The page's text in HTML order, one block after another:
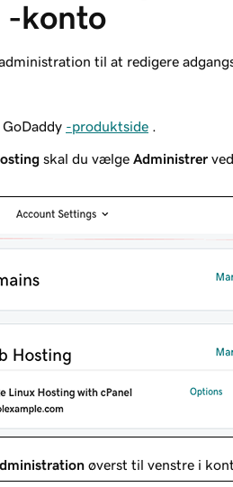
-konto
til at redigere
-produktside
skal du vælge Administrer
øverst til venstre i